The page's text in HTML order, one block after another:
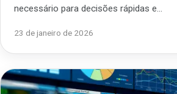
necessário para decisões rápidas e…
23 de janeiro de 2026